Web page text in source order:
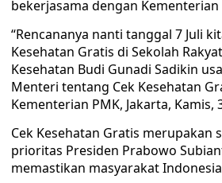
bekerjasama dengan Kementerian
“Rencananya nanti tanggal 7 Juli
Kesehatan Gratis di Sekolah
Kesehatan Budi Gunadi Sadikin
Menteri tentang Cek Kesehatan
Kementerian PMK, Jakarta, Kamis,
Cek Kesehatan Gratis merupakan
prioritas Presiden Prabowo
memastikan masyarakat